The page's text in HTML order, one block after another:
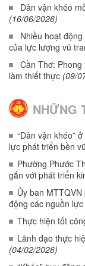
Dân vận khéo
(16/06/2026)
Nhiều hoạt
của lực lượng vũ
Cần Thơ: Phong
làm thiết thực (09/
NHỮNG
“Dân vận khéo”
lực phát triển bền
Phường Phước
gắn với phát triển
Ủy ban
động các nguồn
Thực hiện tốt
Lãnh đạo thực
(04/02/2026)